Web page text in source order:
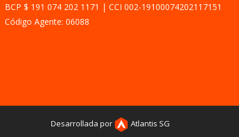
BCP $ 191 074 202 1171
CCI 002-19100074202117151
Código Agente: 06088
Desarrollada por Atlantis SG